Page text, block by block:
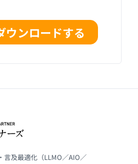
言及最適化（LLMO／AIO／